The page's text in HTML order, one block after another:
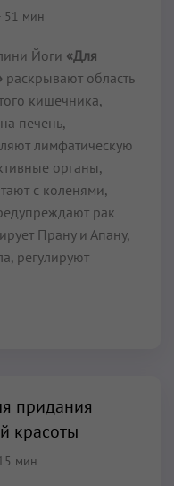
51 мин
Йоги «Для
раскрывают область
кишечника,
печень,
лимфатическую
органы,
с коленями,
рак
Прану и Апану,
регулируют
придания
красоты
мин